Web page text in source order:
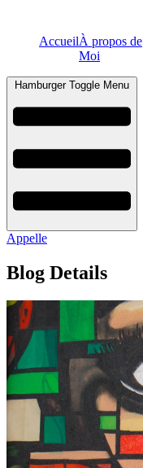
AccueilÀ propos de
Moi
Hamburger Toggle Menu
Appelle
Blog Details